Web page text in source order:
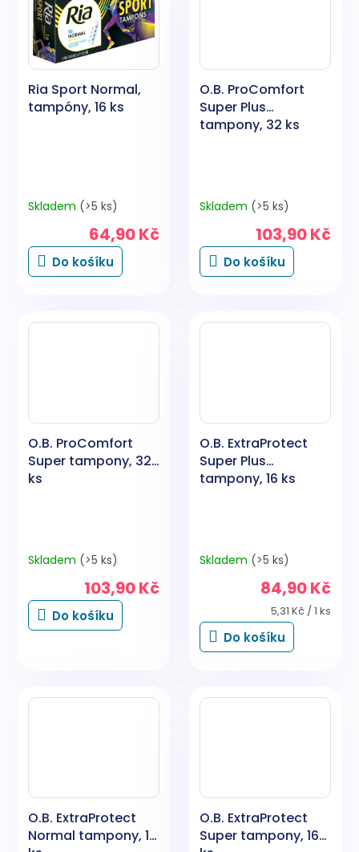
Ria Sport Normal,
tampóny, 16 ks
Skladem (>5 ks)
64,90 Kč
Do košíku
O.B. ProComfort
Super Plus
tampony, 32 ks
Skladem (>5 ks)
103,90 Kč
Do košíku
O.B. ProComfort
Super tampony, 32
ks
Skladem (>5 ks)
103,90 Kč
Do košíku
O.B. ExtraProtect
Super Plus
tampony, 16 ks
Skladem (>5 ks)
84,90 Kč
Měrná
cena:
5,31 Kč / 1 ks
Do košíku
O.B. ExtraProtect
Normal tampony, 16
O.B. ExtraProtect
Super tampony, 16